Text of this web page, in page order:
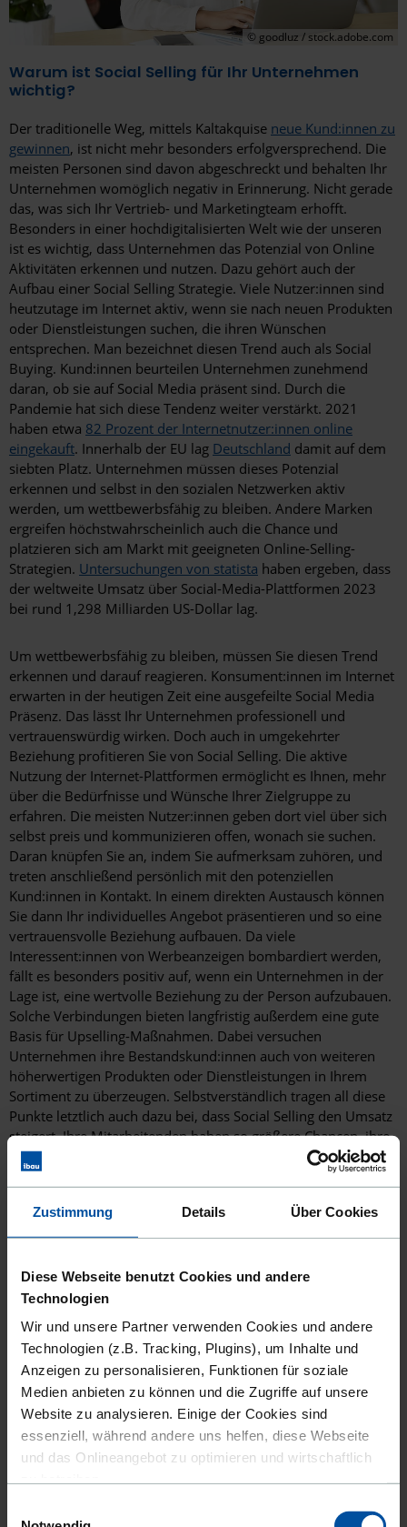
Zustimmung Details Über Cookies
Diese Webseite benutzt Cookies und andere
Technologien
Wir und unsere Partner verwenden Cookies und andere
Technologien (z.B. Tracking, Plugins), um Inhalte und
Anzeigen zu personalisieren, Funktionen für soziale
Medien anbieten zu können und die Zugriffe auf unsere
Website zu analysieren. Einige der Cookies sind
essenziell, während andere uns helfen, diese Webseite
und das Onlineangebot zu optimieren und wirtschaftlich
Außerdem geben wir Informationen zu Ihrer Verwendung
© goodluz / stock.adobe.com
Warum ist Social Selling für Ihr Unternehmen
wichtig?
Der traditionelle Weg, mittels Kaltakquise neue Kund:innen zu
gewinnen, ist nicht mehr besonders erfolgversprechend. Die
meisten Personen sind davon abgeschreckt und behalten Ihr
Unternehmen womöglich negativ in Erinnerung. Nicht gerade
das, was sich Ihr Vertrieb- und Marketingteam erhofft.
Besonders in einer hochdigitalisierten Welt wie der unseren
ist es wichtig, dass Unternehmen das Potenzial von Online
Aktivitäten erkennen und nutzen. Dazu gehört auch der
Aufbau einer Social Selling Strategie. Viele Nutzer:innen sind
heutzutage im Internet aktiv, wenn sie nach neuen Produkten
oder Dienstleistungen suchen, die ihren Wünschen
entsprechen. Man bezeichnet diesen Trend auch als Social
Buying. Kund:innen beurteilen Unternehmen zunehmend
daran, ob sie auf Social Media präsent sind. Durch die
Pandemie hat sich diese Tendenz weiter verstärkt. 2021
haben etwa 82 Prozent der Internetnutzer:innen online
eingekauft. Innerhalb der EU lag Deutschland damit auf dem
siebten Platz. Unternehmen müssen dieses Potenzial
erkennen und selbst in den sozialen Netzwerken aktiv
werden, um wettbewerbsfähig zu bleiben. Andere Marken
ergreifen höchstwahrscheinlich auch die Chance und
platzieren sich am Markt mit geeigneten Online-Selling-
Strategien. Untersuchungen von statista haben ergeben, dass
der weltweite Umsatz über Social-Media-Plattformen 2023
bei rund 1,298 Milliarden US-Dollar lag.
Um wettbewerbsfähig zu bleiben, müssen Sie diesen Trend
erkennen und darauf reagieren. Konsument:innen im Internet
erwarten in der heutigen Zeit eine ausgefeilte Social Media
Präsenz. Das lässt Ihr Unternehmen professionell und
vertrauenswürdig wirken. Doch auch in umgekehrter
Beziehung profitieren Sie von Social Selling. Die aktive
Nutzung der Internet-Plattformen ermöglicht es Ihnen, mehr
über die Bedürfnisse und Wünsche Ihrer Zielgruppe zu
erfahren. Die meisten Nutzer:innen geben dort viel über sich
selbst preis und kommunizieren offen, wonach sie suchen.
Daran knüpfen Sie an, indem Sie aufmerksam zuhören, und
treten anschließend persönlich mit den potenziellen
Kund:innen in Kontakt. In einem direkten Austausch können
Sie dann Ihr individuelles Angebot präsentieren und so eine
vertrauensvolle Beziehung aufbauen. Da viele
Interessent:innen von Werbeanzeigen bombardiert werden,
fällt es besonders positiv auf, wenn ein Unternehmen in der
Lage ist, eine wertvolle Beziehung zu der Person aufzubauen.
Solche Verbindungen bieten langfristig außerdem eine gute
Basis für Upselling-Maßnahmen. Dabei versuchen
Unternehmen ihre Bestandskund:innen auch von weiteren
höherwertigen Produkten oder Dienstleistungen in Ihrem
Sortiment zu überzeugen. Selbstverständlich tragen all diese
Punkte letztlich auch dazu bei, dass Social Selling den Umsatz
steigert. Ihre Mitarbeitenden haben so größere Chancen, ihre
Vertriebsziele zu erreichen und den Absatz zu erhöhen.
Nutzen auch Sie das Potenzial des Social Buying, indem Sie
Welche Netzwerke eignen sich für Social Selling?
Bei der Entwicklung einer effektiven Social Selling Strategie
muss die grundlegende Entscheidung getroffen werden,
welche Netzwerke sich am besten für Ihr Unternehmen
eignen. Je nachdem, in welcher Branche Sie tätig sind, bieten
sich unterschiedliche Plattformen an, mit denen Sie Ihre
Zielgruppe bestmöglich erreichen können. Die folgende
Übersicht verdeutlicht Ihnen, welche sozialen Medien im B2C-
beziehungsweise B2B-Bereich häufig genutzt werden:
B2C-Bereich
B2B-Bereich
X (Twitter)
LinkedIn